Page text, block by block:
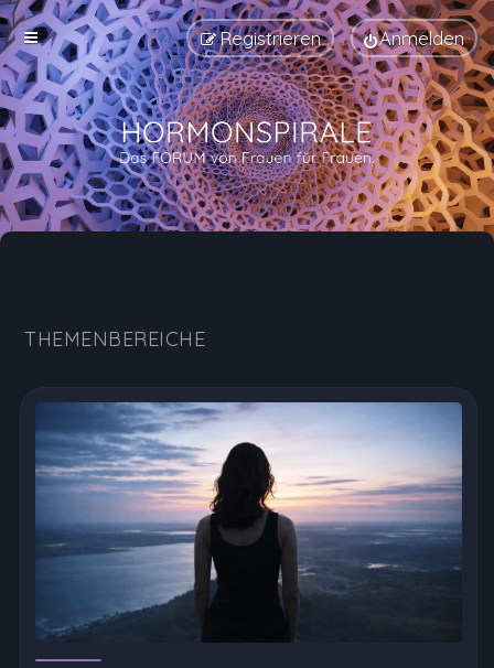
Anmelden
Registrieren